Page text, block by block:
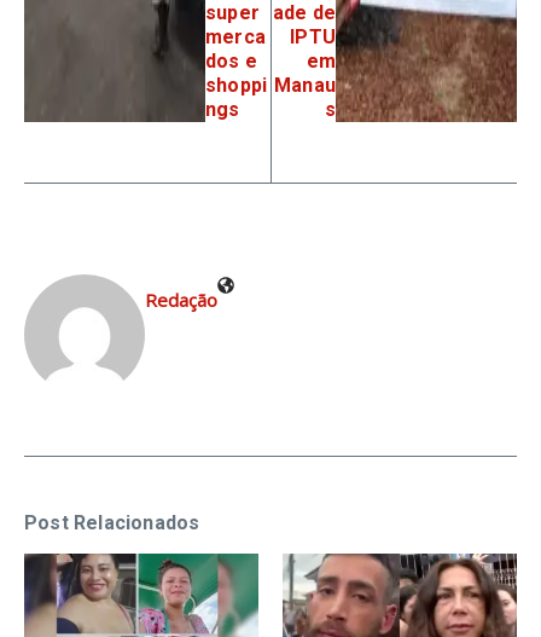
super
merca
dos e
shoppi
ngs
ade de
IPTU
em
Manau
s
Redação
Post Relacionados